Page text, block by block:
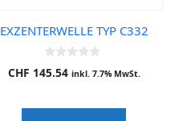
EXZENTERWELLE TYP C332
0
o
o
CHF 145.54 inkl. 7.7% MwSt.